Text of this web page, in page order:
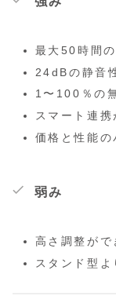
最大50時間
24dBの静音
1〜100％の
スマート連携
価格と性能の
弱み
高さ調整がで
スタンド型